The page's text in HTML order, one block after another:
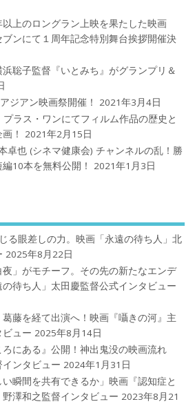
上のロングラン上映を果たした映画
ブンにて１周年記念特別舞台挨拶開催決
聡子監督『いとみち』がグランプリ＆
ジアン映画祭開催！
2021年3月4日
ラス・ワンにてフィルム作品の歴史と
！
2021年2月15日
卓也 (シネマ健康会) チャンネルの乱！勝
10本を無料公開！
2021年1月3日
る眼差しの力。映画「永遠の待ち人」北
2025年8月22日
夜」がモチーフ。その先の新たなエンデ
待ち人」太田慶監督公式インタビュー
藤を経て出演へ！映画『囁きの河』主
ュー 2025年8月14日
にある』公開！神出鬼没の映画流れ
ンタビュー 2024年1月31日
い瞬間を共有できるか」映画『認知症と
澤和之監督インタビュー 2023年8月21